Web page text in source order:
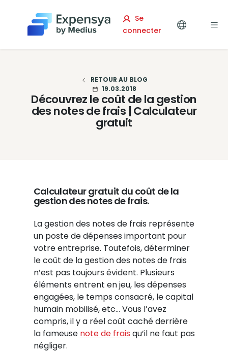
Expensya
Se
connecter
RETOUR AU BLOG
19.03.2018
Découvrez le coût de la gestion
des notes de frais | Calculateur
gratuit
Calculateur gratuit du coût de la
gestion des notes de frais.
La gestion des notes de frais représente
un poste de dépenses important pour
votre entreprise. Toutefois, déterminer
le coût de la gestion des notes de frais
n’est pas toujours évident. Plusieurs
éléments entrent en jeu, les dépenses
engagées, le temps consacré, le capital
humain mobilisé, etc… Vous l’avez
compris, il y a réel coût caché derrière
la fameuse note de frais qu’il ne faut pas
négliger.